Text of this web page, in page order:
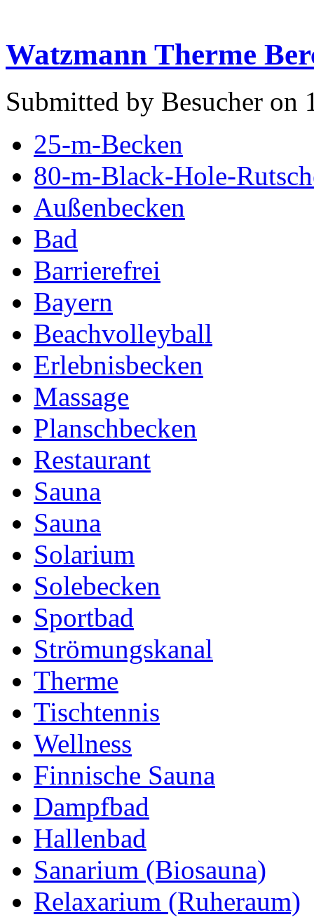
Watzmann Therme
Submitted by Besucher on
25-m-Becken
80-m-Black-Hole-
Außenbecken
Bad
Barrierefrei
Bayern
Beachvolleyball
Erlebnisbecken
Massage
Planschbecken
Restaurant
Sauna
Sauna
Solarium
Solebecken
Sportbad
Strömungskanal
Therme
Tischtennis
Wellness
Finnische Sauna
Dampfbad
Hallenbad
Sanarium (Biosauna)
Relaxarium (Ruheraum)